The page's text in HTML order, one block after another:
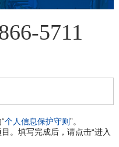
5711
个人信息保护守则”。
。填写完成后，请点击“进入